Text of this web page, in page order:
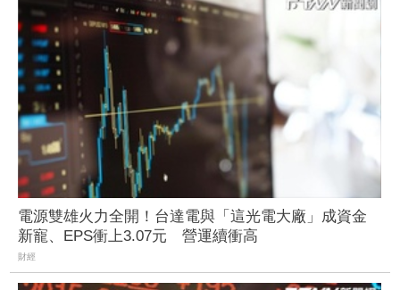
電源雙雄火力全開！台達電與「這光電大廠」成資金
新寵、EPS衝上3.07元 營運續衝高
財經